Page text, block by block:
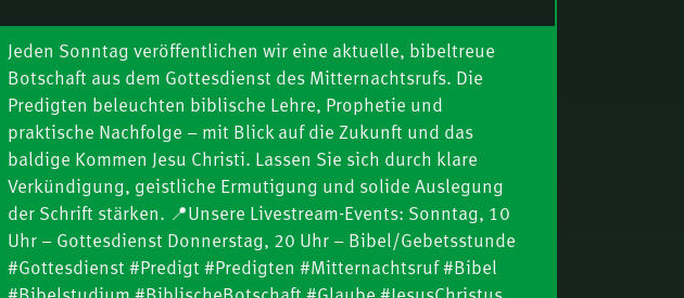
08.
Bis zur bestimmten Zeit – wenn das Böse
seinen Höhepunkt erreicht (Dan 11) | Teil
2 | P. Ottenburg
09.
Tychikus – Was starke Männer
ausmacht | Hartmut Jaeger
10. Die Tempelrede (Jer 7) | Thomas Lieth
11.
Boas – Was starke Männer ausmacht |
Fredy Peter
Fit für die Zukunft: Jesus Christus
Jeden Sonntag veröffentlichen wir eine aktuelle, bibeltreue
Botschaft aus dem Gottesdienst des Mitternachtsrufs. Die
Predigten beleuchten biblische Lehre, Prophetie und
praktische Nachfolge – mit Blick auf die Zukunft und das
baldige Kommen Jesu Christi. Lassen Sie sich durch klare
Verkündigung, geistliche Ermutigung und solide Auslegung
der Schrift stärken. 📍Unsere Livestream-Events: Sonntag, 10
Uhr – Gottesdienst Donnerstag, 20 Uhr – Bibel/Gebetsstunde
#Gottesdienst #Predigt #Predigten #Mitternachtsruf #Bibel